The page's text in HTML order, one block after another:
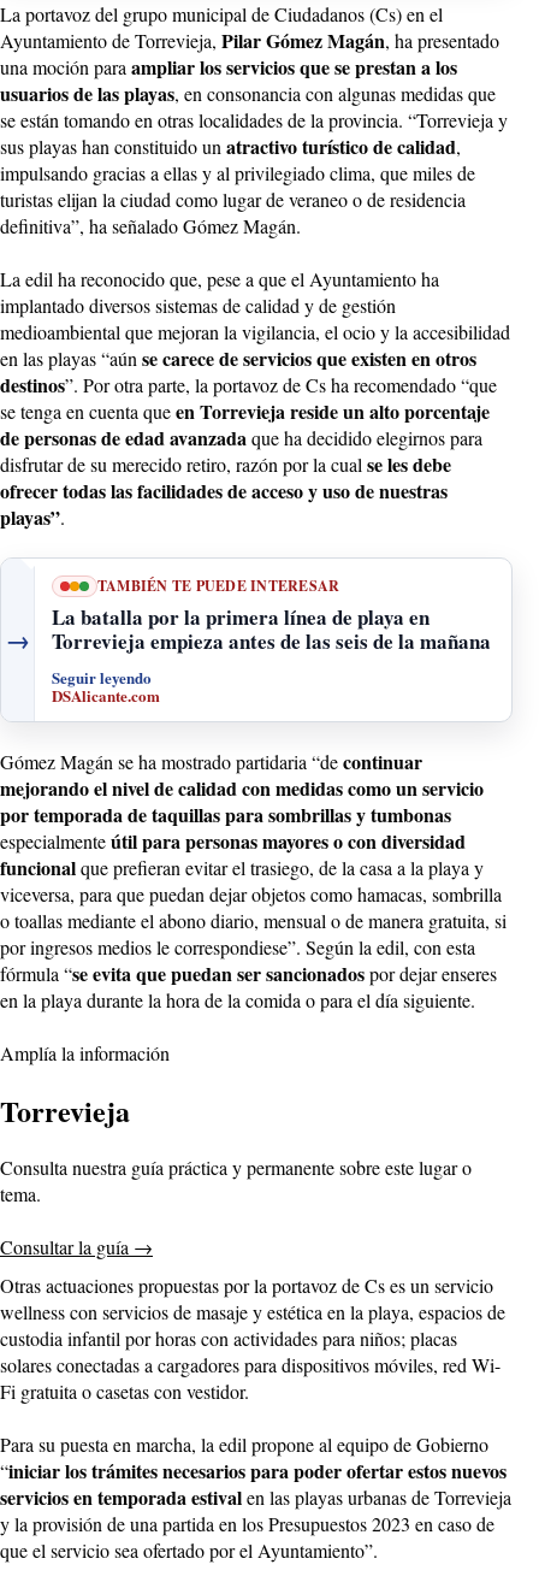
La portavoz del grupo municipal de Ciudadanos (Cs) en el
Ayuntamiento de Torrevieja, Pilar Gómez Magán, ha presentado
una moción paraampliar los servicios que se prestan a los
usuarios de las playas, en consonancia con algunas medidas que
se están tomando en otras localidades de la provincia. “Torrevieja y
sus playas han constituido unatractivo turístico de calidad,
impulsando gracias a ellas y al privilegiado clima, que miles de
turistas elijan la ciudad como lugar de veraneo o de residencia
definitiva”, ha señalado Gómez Magán.
La edil ha reconocido que, pese a que el Ayuntamiento ha
implantado diversos sistemas de calidad y de gestión
medioambiental que mejoran la vigilancia, el ocio y la accesibilidad
en las playas “aún se carece de servicios que existen en otros
destinos”. Por otra parte, la portavoz de Cs ha recomendado “que
se tenga en cuenta queen Torrevieja reside un alto porcentaje
de personas de edad avanzadaque ha decidido elegirnos para
disfrutar de su merecido retiro, razón por la cual se les debe
ofrecer todas las facilidades de acceso y uso de nuestras
playas”.
→
TAMBIÉN TE PUEDE INTERESAR
La batalla por la primera línea de playa en
Torrevieja empieza antes de las seis de la mañana
Seguir leyendo
DSAlicante.com
Gómez Magán se ha mostrado partidaria “decontinuar
mejorando el nivel de calidad con medidas como un servicio
por temporada de taquillas para sombrillas y tumbonas
especialmenteútil para personas mayores o con diversidad
funcionalque prefieran evitar el trasiego, de la casa a la playa y
viceversa, para que puedan dejar objetos como hamacas, sombrilla
o toallas mediante el abono diario, mensual o de manera gratuita, si
por ingresos medios le correspondiese”. Según la edil, con esta
fórmula “se evita que puedan ser sancionadospor dejar enseres
en la playa durante la hora de la comida o para el día siguiente.
Amplía la información
Torrevieja
Consulta nuestra guía práctica y permanente sobre este lugar o
tema.
Consultar la guía →
Otras actuaciones propuestas por la portavoz de Cs es un servicio
wellness con servicios de masaje y estética en la playa, espacios de
custodia infantil por horas con actividades para niños; placas
solares conectadas a cargadores para dispositivos móviles, red Wi-
Fi gratuita o casetas con vestidor.
Para su puesta en marcha, la edil propone al equipo de Gobierno
“iniciar los trámites necesarios para poder ofertar estos nuevos
servicios en temporada estivalen las playas urbanas de Torrevieja
y la provisión de una partida en los Presupuestos 2023 en caso de
que el servicio sea ofertado por el Ayuntamiento”.